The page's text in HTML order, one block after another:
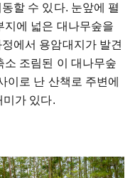
할 수 있다. 눈앞에 펼
지에 넓은 대나무숲을
에서 용암대지가 발견
소 조림된 이 대나무숲
이로 난 산책로 주변에
미가 있다.